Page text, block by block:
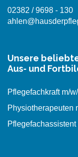
02382 / 9698 - 130
Unsere
Aus- und
Pflegefachkraft m/
Physiotherapeuten
Pflegefachassistent